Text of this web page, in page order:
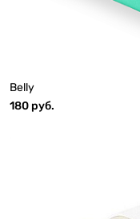
Belly
180 руб.